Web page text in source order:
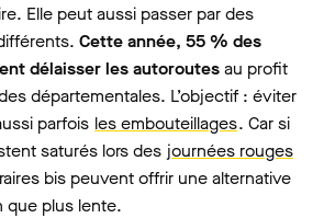
Elle peut aussi passer par des
Cette année, 55 % des
délaisser les autoroutesau profit
départementales. L’objectif : éviter
parfois les embouteillages. Car si
saturés lors des journées rouges
bis peuvent offrir une alternative
que plus lente.